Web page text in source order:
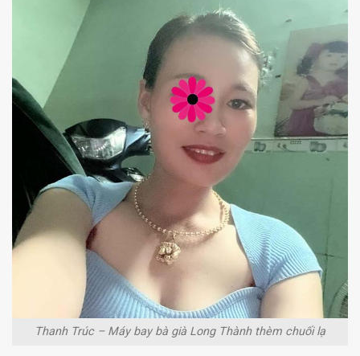
Thanh Trúc – Máy bay bà già Long Thành thèm chuối lạ